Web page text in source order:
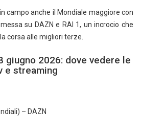
campo anche il Mondiale maggiore con
su DAZN e RAI 1, un incrocio che
corsa alle migliori terze.
giugno 2026: dove vedere le
e streaming
– DAZN